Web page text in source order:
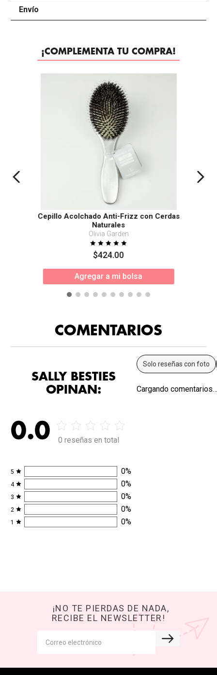
Envío
¡COMPLEMENTA TU COMPRA!
Cepillo Acolchado Anti-Frizz con Cerdas
Naturales
Olivia Garden
$424.00
Agregar a mi bolsa
COMENTARIOS
SALLY BESTIES
OPINAN:
0.0 0 reseñas en total
5 0%
4 0%
3 0%
2 0%
1 0%
Solo reseñas con foto
Cargando
¡NO TE PIERDAS DE NADA,
RECIBE EL NEWSLETTER!